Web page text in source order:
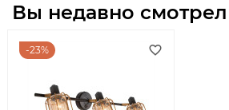
Вы недавно
23%